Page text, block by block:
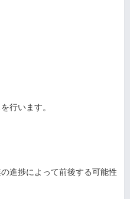
行います。
進捗によって前後する可能性